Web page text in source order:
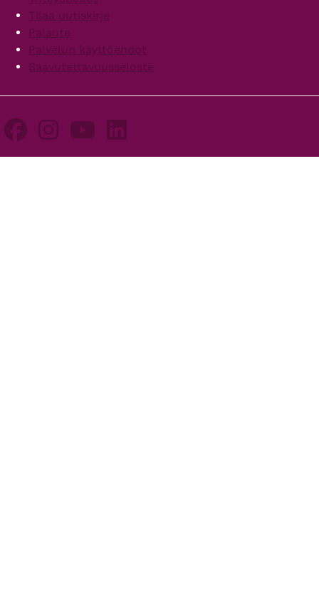
Tilaa uutiskirje
Palaute
Palvelun käyttöehdot
Saavutettavuusseloste